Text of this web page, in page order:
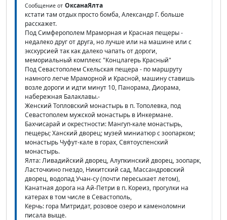
Сообщение от ОксанаЯлта
кстати там отдых просто бомба, Александр Г. больше
расскажет.
Под Симферополем Мраморная и Красная пещеры -
недалеко друг от друга, но лучше или на машине или с
экскурсией так как далеко чапать от дороги,
мемориальный комплекс "Концлагерь Красный"
Под Севастополем Скельская пещера - по маршруту
намного легче Мраморной и Красной, машину ставишь
возле дороги и идти минут 10, Панорама, Диорама,
набережная Балаклавы.-
Женский Топловский монастырь в п. Тополевка, под
Севастополем мужской монастырь в Инкермане.
Бахчисарай и окрестности: Мангуп-кале монастырь,
пещеры; Ханский дворец; музей миниатюр с зоопарком;
монастырь Чуфут-кале в горах, Святоуспенский
монастырь.
Ялта: Ливадийский дворец, Алупкинский дворец, зоопарк,
Ласточкино гнездо, Никитский сад, Массандровский
дворец, водопад Учан-су (почти пересыхает летом),
Канатная дорога на Ай-Петри в п. Кореиз, прогулки на
катерах в том числе в Севастополь,
Керчь: гора Митридат, розовое озеро и каменоломни
писала выще.